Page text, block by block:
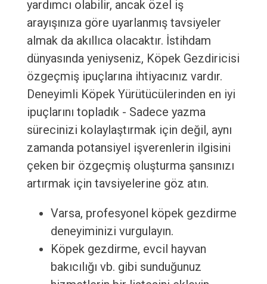
yardımcı olabilir, ancak özel iş
arayışınıza göre uyarlanmış tavsiyeler
almak da akıllıca olacaktır. İstihdam
dünyasında yeniyseniz, Köpek Gezdiricisi
özgeçmiş ipuçlarına ihtiyacınız vardır.
Deneyimli Köpek Yürütücülerinden en iyi
ipuçlarını topladık - Sadece yazma
sürecinizi kolaylaştırmak için değil, aynı
zamanda potansiyel işverenlerin ilgisini
çeken bir özgeçmiş oluşturma şansınızı
artırmak için tavsiyelerine göz atın.
Varsa, profesyonel köpek gezdirme
deneyiminizi vurgulayın.
Köpek gezdirme, evcil hayvan
bakıcılığı vb. gibi sunduğunuz